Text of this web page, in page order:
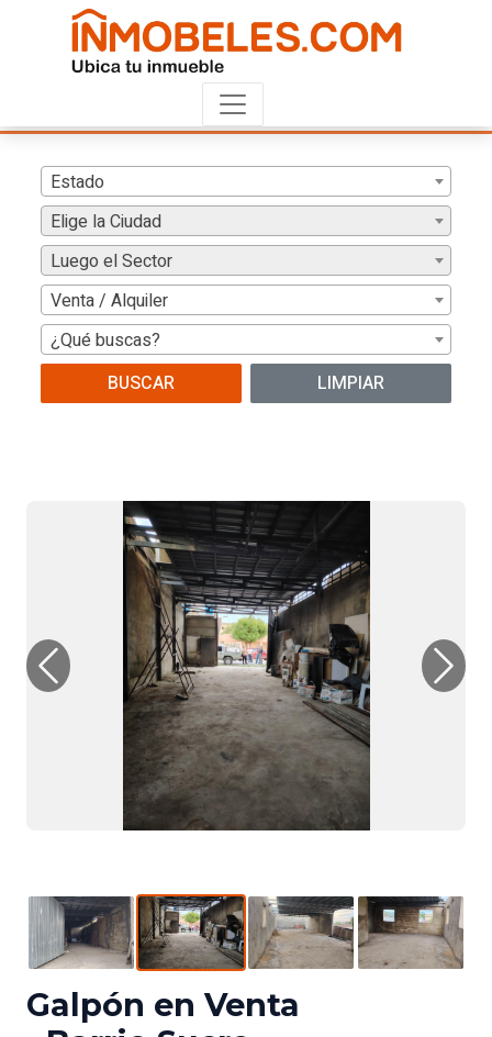
Estado
Elige la Ciudad
Luego el Sector
Venta / Alquiler
¿Qué buscas?
BUSCAR
LIMPIAR
Previous Next
Galpón en Venta